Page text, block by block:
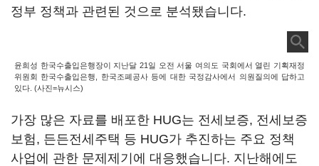
정부 정책과 관련된 것으로 분석됐습니다.
윤희성 한국수출입은행장이 지난달 21일 오전 서울 여의도 국회에서 열린 기획재정
위원회 한국수출입은행, 한국조폐공사 등에 대한 국정감사에서 의원질의에 답하고
있다. (사진=뉴시스)
가장 많은 자료를 배포한 HUG는 전세보증, 전세보증
보험, 든든전세주택 등 HUG가 추진하는 주요 정책
사업에 관한 문제제기에 대응했습니다. 지난해에도